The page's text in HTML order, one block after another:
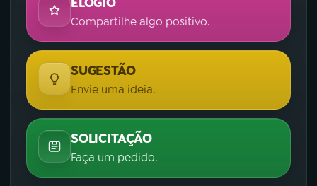
Compartilhe algo positivo.
SUGESTÃO
Envie uma ideia.
SOLICITAÇÃO
Faça um pedido.